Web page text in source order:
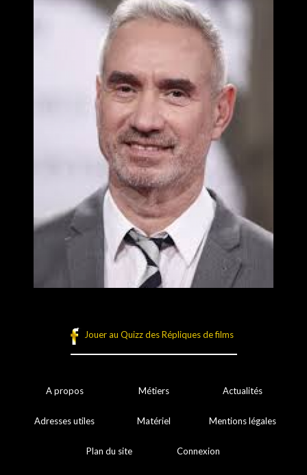
Jouer au Quizz des Répliques de films
A propos Métiers Actualités
Adresses utiles Matériel Mentions légales
Plan du site Connexion